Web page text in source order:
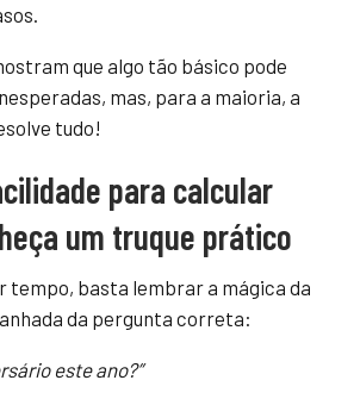
que algo tão básico pode
mas, para a maioria, a
tudo!
para calcular
um truque prático
tempo, basta lembrar a mágica da
da pergunta correta:
este ano?”